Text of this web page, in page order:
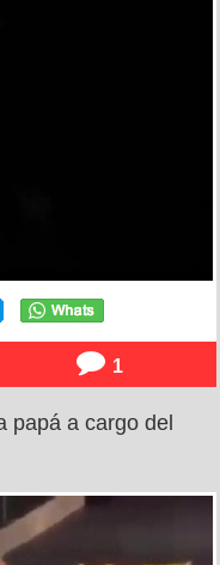
1
papá a cargo del